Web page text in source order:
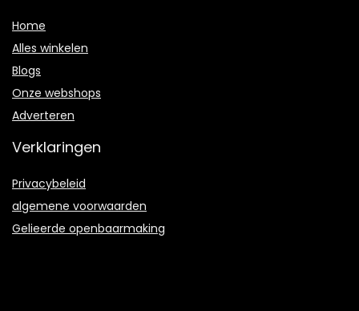
Home
Alles winkelen
Blogs
Onze webshops
Adverteren
Verklaringen
Privacybeleid
algemene voorwaarden
Gelieerde openbaarmaking